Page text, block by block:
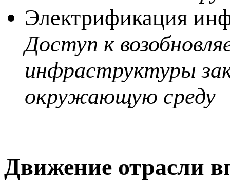
Электрификация
Доступ к
инфраструктуры
окружающую среду
Движение отрасли